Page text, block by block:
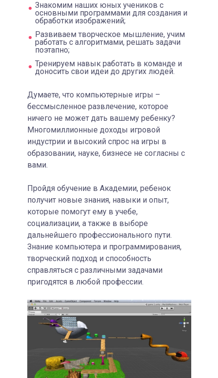
Знакомим наших юных учеников с
основными программами для создания и
обработки изображений;
Развиваем творческое мышление, учим
работать с алгоритмами, решать задачи
поэтапно;
Тренируем навык работать в команде и
доносить свои идеи до других людей.
Думаете, что компьютерные игры –
бессмысленное развлечение, которое
ничего не может дать вашему ребенку?
Многомиллионные доходы игровой
индустрии и высокий спрос на игры в
образовании, науке, бизнесе не согласны с
вами.
Пройдя обучение в Академии, ребенок
получит новые знания, навыки и опыт,
которые помогут ему в учебе,
социализации, а также в выборе
дальнейшего профессионального пути.
Знание компьютера и программирования,
творческий подход и способность
справляться с различными задачами
пригодятся в любой профессии.